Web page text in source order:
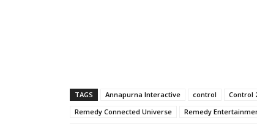
TAGS Annapurna Interactive control Control
Remedy Connected Universe
Remedy